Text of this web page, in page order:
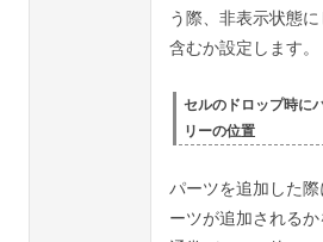
う際、非表示状態
含むか設定します。
セルのドロップ時に
リーの位置
パーツを追加した
ーツが追加されるか